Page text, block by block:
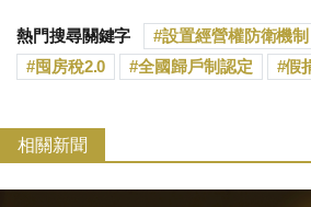
熱門搜尋關鍵字 設置經營權防衛機制
囤房稅2.0
全國歸戶制認定 假
相關新聞